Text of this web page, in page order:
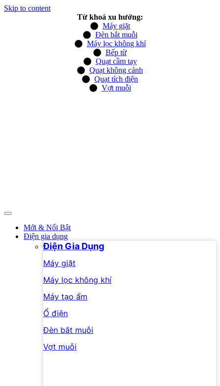
Skip to content
Từ khoá xu hướng:
Máy giặt
Đèn bắt muỗi
Máy lọc không khí
Bếp từ
Quạt cầm tay
Quạt không cánh
Quạt tích điện
Vợt muỗi
Mới & Nổi Bật
Điện gia dụng
Điện Gia Dụng
Máy giặt
Máy lọc không khí
Máy tạo ẩm
Ổ điện
Đèn bắt muỗi
Vợt muỗi